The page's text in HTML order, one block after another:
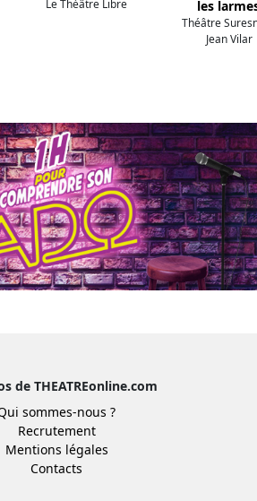
Le Théâtre Libre
les
Théâtre
Jean Vilar
de THEATREonline.com
sommes-nous ?
Recrutement
Mentions légales
Contacts